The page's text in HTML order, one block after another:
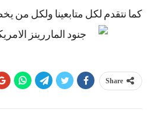
كما نتقدم لكل متابعينا ولكل من
Share